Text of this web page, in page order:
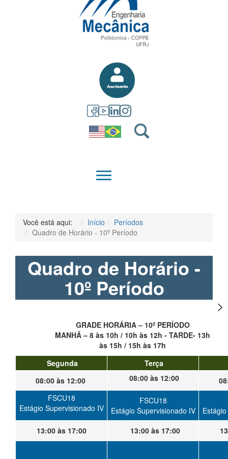
CONTEÚDO
QUEM SOMOS
Você está aqui: Início
Períodos
Quadro de Horário - 10º Período
Quadro de Horário -
10º Período
GRADE HORÁRIA – 10º PERÍODO
MANHÃ – 8 às 10h / 10h às 12h - TARDE- 13h
às 15h / 15h às 17h
Segunda
Terça
08:00 às 12:00
08:00 às 12:00
FSCU18
Estágio Supervisionado IV
FSCU18
Estágio Supervisionado IV
13:00 às 17:00
13:00 às 17:00